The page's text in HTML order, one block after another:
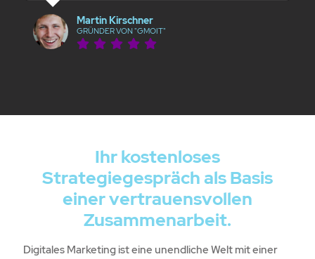
Martin Kirschner
GRÜNDER VON "GMOIT"
Ihr kostenloses
Strategiegespräch als Basis
einer vertrauensvollen
Zusammenarbeit.
Digitales Marketing ist eine unendliche Welt mit einer